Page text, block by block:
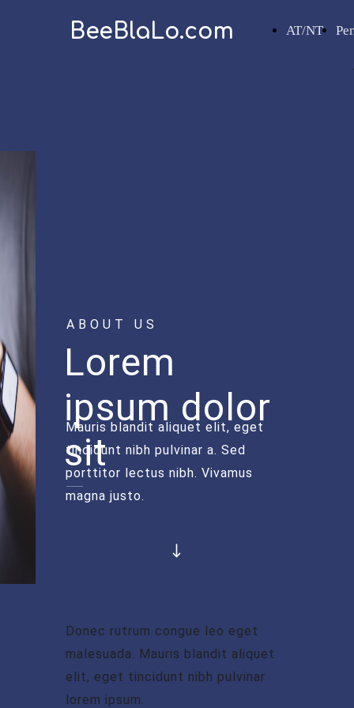
AT/NT
BeeBlaLo.com
ABOUT US
Lorem
ipsum dolor
sit
Mauris blandit aliquet elit, eget
tincidunt nibh pulvinar a. Sed
porttitor lectus nibh. Vivamus
magna justo.
Donec rutrum congue leo eget
malesuada. Mauris blandit aliquet
elit, eget tincidunt nibh pulvinar
lorem ipsum.